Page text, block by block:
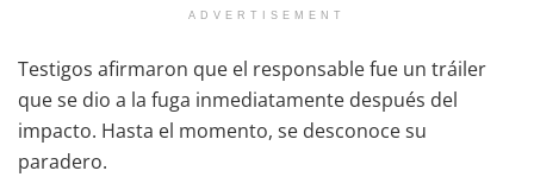
ADVERTISEMENT
Testigos afirmaron que el responsable fue un tráiler
que se dio a la fuga inmediatamente después del
impacto. Hasta el momento, se desconoce su
paradero.